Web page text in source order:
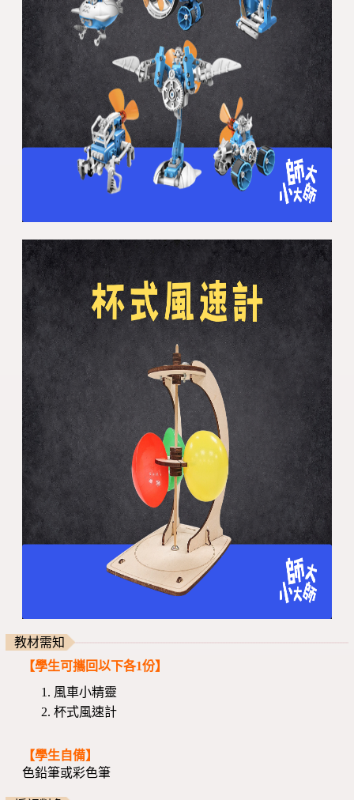
教材需知
【學生可攜回以下各1份】
風車小精靈
杯式風速計
【學生自備】
色鉛筆或彩色筆